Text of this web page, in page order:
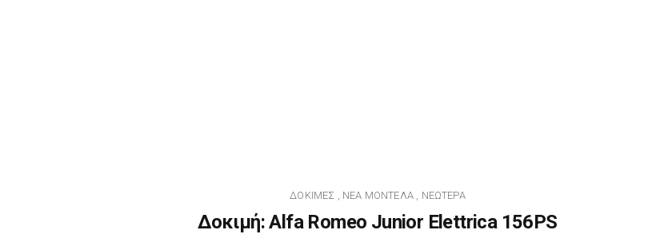
ΔΟΚΙΜΈΣ , ΝΈΑ ΜΟΝΤΈΛΑ, ΝΕΏΤΕΡΑ
Δοκιμή: Alfa Romeo Junior Elettrica 156PS